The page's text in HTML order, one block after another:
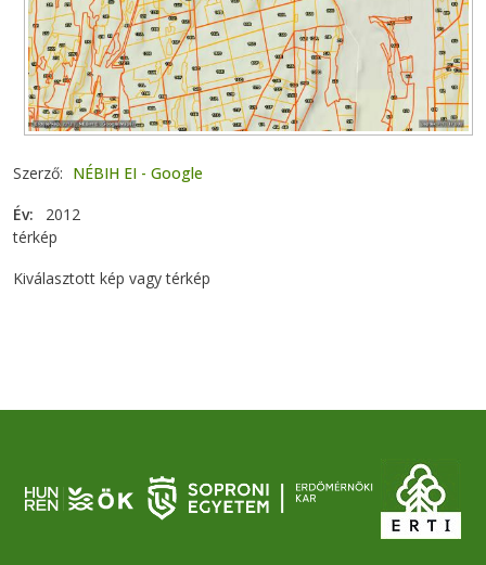
Szerző
NÉBIH EI - Google
Év
2012
térkép
Kiválasztott kép vagy térkép